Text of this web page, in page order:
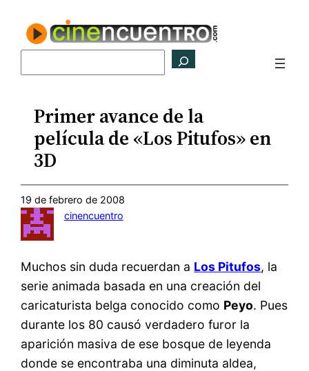
contenido
Primer avance de la
película de «Los Pitufos» en
3D
19 de febrero de 2008
cinencuentro
Muchos sin duda recuerdan a Los Pitufos, la
serie animada basada en una creación del
caricaturista belga conocido como Peyo. Pues
durante los 80 causó verdadero furor la
aparición masiva de ese bosque de leyenda
donde se encontraba una diminuta aldea,